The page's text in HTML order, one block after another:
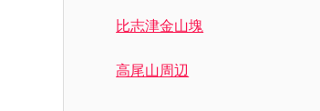
比志津金山塊
高尾山周辺